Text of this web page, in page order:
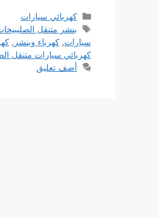
التصنيفات
كهربائي سيارات
الوسوم
بنشر متنقل
سيارات, كهرباء وبنشر ,
كهربائي سيارات متنقل
أضف تعليق